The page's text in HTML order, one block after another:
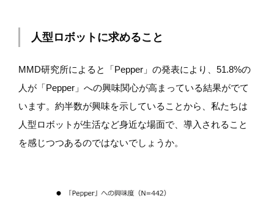
人型ロボットに求めること
MMD研究所によると「Pepper」の発表により、51.8%の
人が「Pepper」への興味関心が高まっている結果がでて
います。約半数が興味を示していることから、私たちは
人型ロボットが生活など身近な場面で、導入されること
を感じつつあるのではないでしょうか。